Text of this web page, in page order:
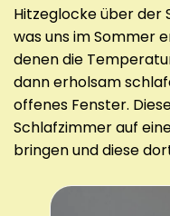
Hitzeglocke über der
was uns im Sommer
denen die
dann erholsam
offenes Fenster.
Schlafzimmer auf
bringen und diese